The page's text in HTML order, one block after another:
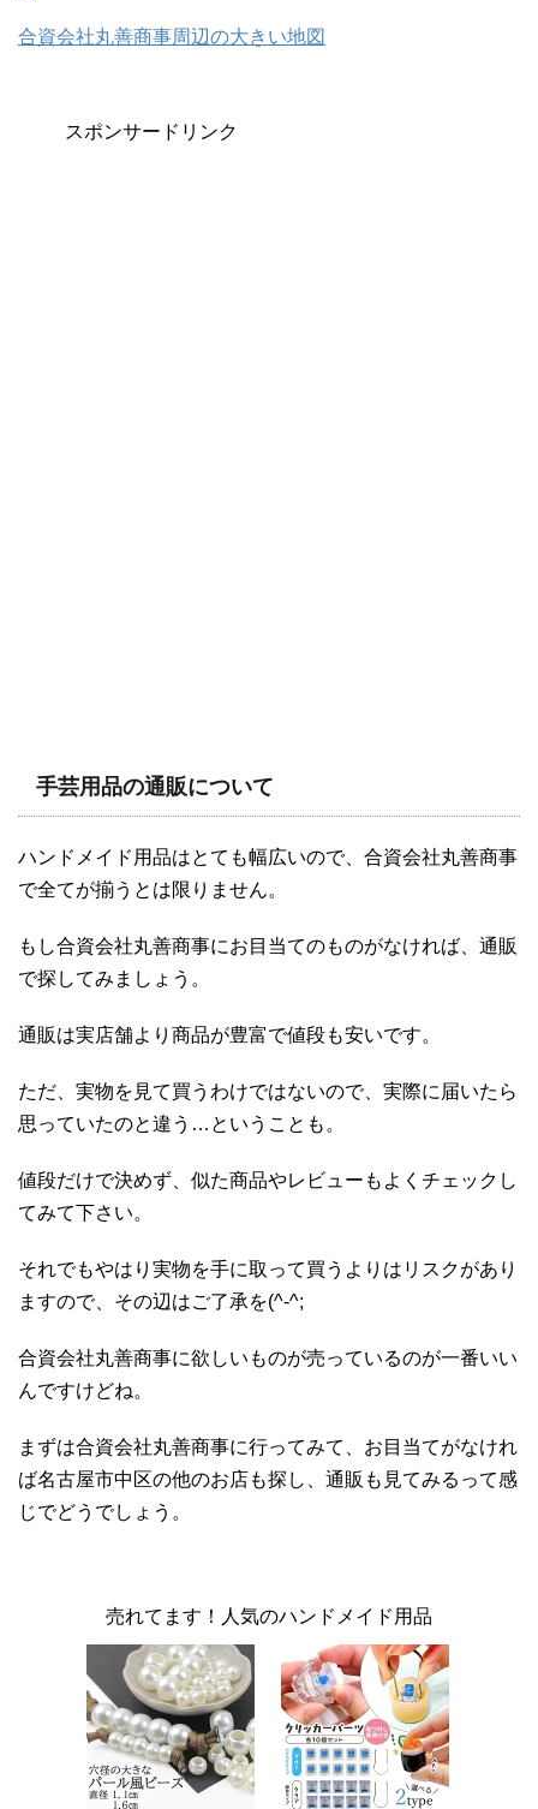
合資会社丸善商事周辺の大きい地図
スポンサードリンク
手芸用品の通販について
ハンドメイド用品はとても幅広いので、合資会社丸善商事
で全てが揃うとは限りません。
もし合資会社丸善商事にお目当てのものがなければ、通販
で探してみましょう。
通販は実店舗より商品が豊富で値段も安いです。
ただ、実物を見て買うわけではないので、実際に届いたら
思っていたのと違う…ということも。
値段だけで決めず、似た商品やレビューもよくチェックし
てみて下さい。
それでもやはり実物を手に取って買うよりはリスクがあり
ますので、その辺はご了承を(^-^;
合資会社丸善商事に欲しいものが売っているのが一番いい
んですけどね。
まずは合資会社丸善商事に行ってみて、お目当てがなけれ
ば名古屋市中区の他のお店も探し、通販も見てみるって感
じでどうでしょう。
売れてます！人気のハンドメイド用品